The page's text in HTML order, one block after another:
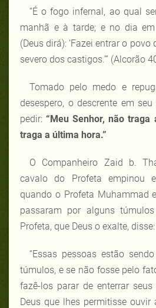
“É o fogo infernal, ao qual
manhã e à tarde; e no dia
(Deus dirá): ‘Fazei entrar o
severo dos castigos.’” (Alcorão
Tomado pelo medo e
desespero, o descrente em
pedir: “Meu Senhor, não traga
traga a última hora.”
O Companheiro Zaid b.
cavalo do Profeta empinou
quando o Profeta Muhammad
passaram por alguns
Profeta, que Deus o exalte, disse:
“Essas pessoas estão
túmulos, e se não fosse pelo
fazê-los parar de enterrar
Deus que lhes permitisse